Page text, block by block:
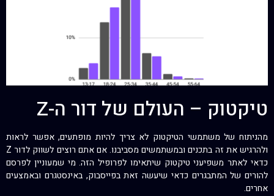
טיקטוק – העולם של דור ה-Z
מהניתוח של משתמשי הטיקטוק לא צריך להיות מופתעים, אפשר לראות
ולהרגיש את זה בתכנים ובמשתמשים מסביבנו. אם אתם רוצים לשווק לדור Z
כדאי לאתר משפיעני טיקטוק שיתאימו לפרופיל הזה. מי שמעוניין לפרסם
להורים של המתבגרים כדאי שיעשה זאת בפייסבוק, באינסטגרם ובאמצעים
אחרים.